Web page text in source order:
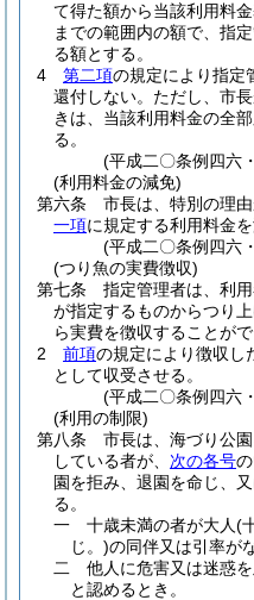
て得た額から当該利用料
までの範囲内の額で、指
る額とする。
4
第二項の規定により指定
還付しない。 ただし、市
きは、当該利用料金の全
る。
(平成二〇条例四六
(利用料金の減免)
第六条
市長は、特別の理
一項に規定する利用料金
(平成二〇条例四六
(つり魚の実費徴収)
第七条
指定管理者は、利
が指定するものからつり
ら実費を徴収することがで
2
前項の規定により徴収し
として収受させる。
(平成二〇条例四六
(利用の制限)
第八条
市長は、海づり公
している者が、 次の各号
園を拒み、退園を命じ、
る。
一
十歳未満の者が大人(
じ。)の同伴又は引率が
二
他人に危害又は迷惑
と認めるとき。